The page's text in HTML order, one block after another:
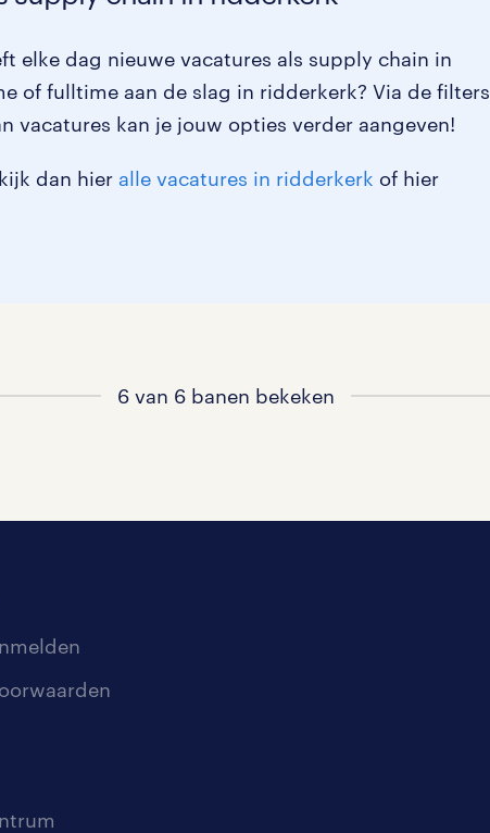
elke dag nieuwe vacatures als supply chain in
of fulltime aan de slag in ridderkerk? Via de filters
vacatures kan je jouw opties verder aangeven!
dan hier alle vacatures in ridderkerk of hier
6 van 6 banen bekeken